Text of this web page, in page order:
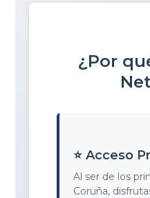
¿Por
⭐ Acceso
Al ser de los
Coruña,